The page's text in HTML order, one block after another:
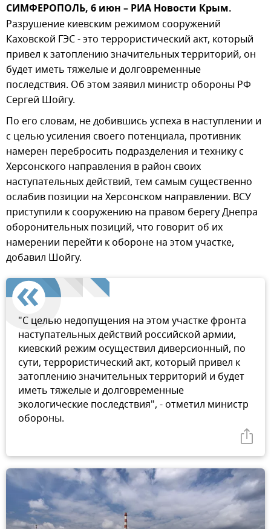
СИМФЕРОПОЛЬ, 6 июн – РИА Новости Крым.
Разрушение киевским режимом сооружений
Каховской ГЭС - это террористический акт, который
привел к затоплению значительных территорий, он
будет иметь тяжелые и долговременные
последствия. Об этом заявил министр обороны РФ
Сергей Шойгу.
По его словам, не добившись успеха в наступлении и
с целью усиления своего потенциала, противник
намерен перебросить подразделения и технику с
Херсонского направления в район своих
наступательных действий, тем самым существенно
ослабив позиции на Херсонском направлении. ВСУ
приступили к сооружению на правом берегу Днепра
оборонительных позиций, что говорит об их
намерении перейти к обороне на этом участке,
добавил Шойгу.
"С целью недопущения на этом участке фронта
наступательных действий российской армии,
киевский режим осуществил диверсионный, по
сути, террористический акт, который привел к
затоплению значительных территорий и будет
иметь тяжелые и долговременные
экологические последствия", - отметил министр
обороны.